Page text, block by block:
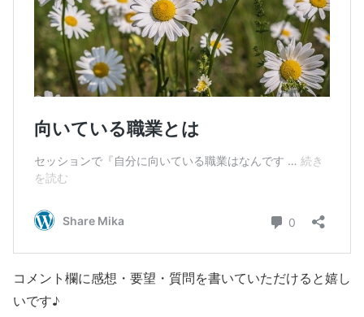
コメント欄に感想・要望・質問を書いていただけると嬉し
いです♪